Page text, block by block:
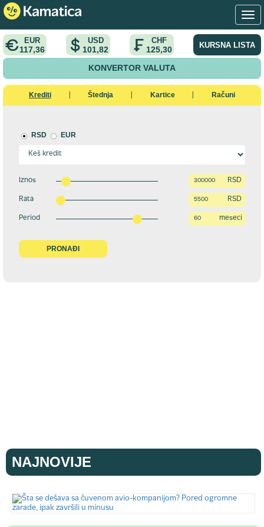
EUR
117,36
USD
101,82
CHF
125,30 KURSNA LISTA
KONVERTOR VALUTA
Krediti Štednja Kartice Računi
RSD EUR
Iznos RSD
Rata RSD
Period meseci
PRONAĐI
NAJNOVIJE